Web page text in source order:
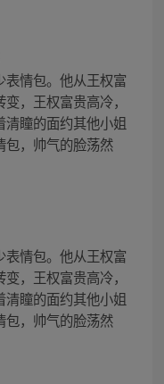
情包。他从王权富
，王权富贵高冷，
瞳的面约其他小姐
包，帅气的脸荡然
情包。他从王权富
，王权富贵高冷，
瞳的面约其他小姐
包，帅气的脸荡然